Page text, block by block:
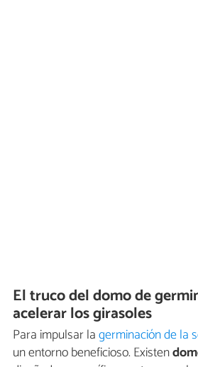
El truco del domo de
acelerar los girasoles
Para impulsar lagerminación de la
un entorno beneficioso. Existen